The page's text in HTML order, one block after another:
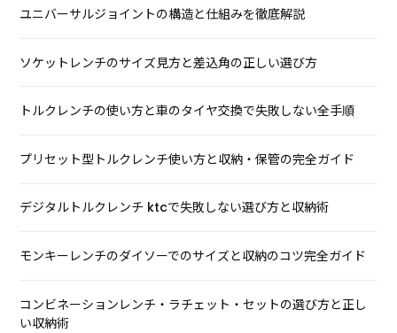
ユニバーサルジョイントの構造と仕組みを徹底解説
ソケットレンチのサイズ見方と差込角の正しい選び方
トルクレンチの使い方と車のタイヤ交換で失敗しない全手順
プリセット型トルクレンチ使い方と収納・保管の完全ガイド
デジタルトルクレンチ ktcで失敗しない選び方と収納術
モンキーレンチのダイソーでのサイズと収納のコツ完全ガイド
コンビネーションレンチ・ラチェット・セットの選び方と正し
い収納術